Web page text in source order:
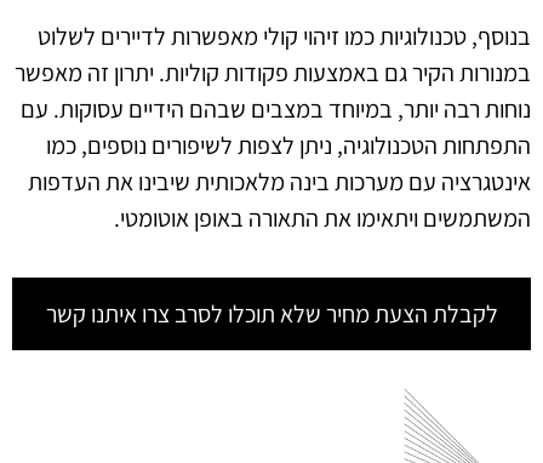
בנוסף, טכנולוגיות כמו זיהוי קולי מאפשרות לדיירים לשלוט
במנורות הקיר גם באמצעות פקודות קוליות. יתרון זה מאפשר
נוחות רבה יותר, במיוחד במצבים שבהם הידיים עסוקות. עם
התפתחות הטכנולוגיה, ניתן לצפות לשיפורים נוספים, כמו
אינטגרציה עם מערכות בינה מלאכותית שיבינו את העדפות
המשתמשים ויתאימו את התאורה באופן אוטומטי.
לקבלת הצעת מחיר שלא תוכלו לסרב צרו איתנו קשר